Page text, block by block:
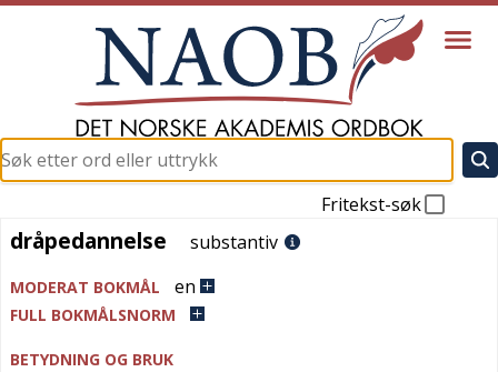
Fritekst-søk
dråpedannelse
dråpedannelse substantiv
MODERAT BOKMÅL en
FULL BOKMÅLSNORM
BETYDNING OG BRUK